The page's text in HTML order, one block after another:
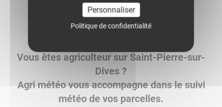
Voir la météo heure par heure
Vous êtes agriculteur sur Saint-Pierre-sur-
Dives ?
Agri météo vous accompagne dans le suivi
météo de vos parcelles.
Personnaliser
Politique de confidentialité